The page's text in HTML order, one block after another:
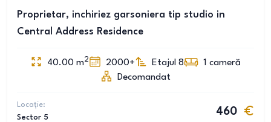
Proprietar, inchiriez garsoniera tip studio in
Central Address Residence
40.00 m2 2000+ Etajul 8 1 cameră
Decomandat
Locație:
Sector 5
460